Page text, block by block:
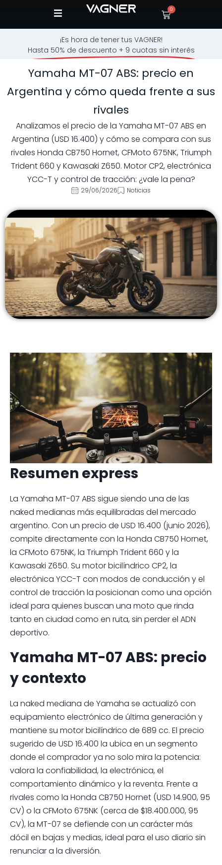
0
¡Es hora de tener tus VAGNER!
Hasta 50% de descuento + 9 cuotas sin interés
Yamaha MT-07 ABS: precio en
Argentina y cómo queda frente a sus
rivales
Analizamos el precio de la Yamaha MT-07 ABS en
Argentina (USD 16.400) y cómo se compara con sus
rivales Honda CB750 Hornet, CFMoto 675NK, Triumph
Trident 660 y Kawasaki Z650. Motor CP2, electrónica
YCC-T y control de tracción: ¿vale la pena?
29/06/2026 Noticias
Resumen express
La Yamaha MT-07 ABS sigue siendo una de las
naked medianas más equilibradas del mercado
argentino. Con un precio de USD 16.400 (junio 2026),
compite directamente con la Honda CB750 Hornet,
la CFMoto 675NK, la Triumph Trident 660 y la
Kawasaki Z650. Su motor bicilíndrico CP2, la
electrónica YCC-T con modos de conducción y el
control de tracción la posicionan como una opción
ideal para quienes buscan una moto que rinda
tanto en ciudad como en ruta, sin perder el ADN
deportivo.
Yamaha MT-07 ABS: precio
y contexto
La naked mediana de Yamaha se actualizó con
equipamiento electrónico de última generación y
mantiene su motor bicilíndrico de 689 cc. El precio
sugerido de USD 16.400 la ubica en un segmento
donde el comprador ya no solo mira la potencia:
valora la confiabilidad, la electrónica, el
comportamiento dinámico y la reventa. Frente a
rivales como la Honda CB750 Hornet (USD 14.900, 95
CV) o la CFMoto 675NK (cerca de $18.400.000, 95
CV), la MT-07 se defiende con un carácter más
dócil en bajas y medias, ideal para el uso diario sin
renunciar a la diversión.